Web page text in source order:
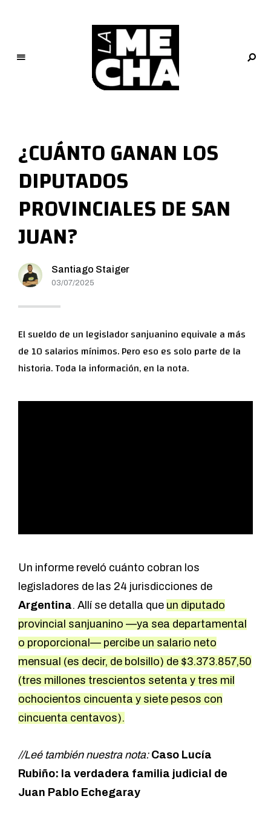
M
e
c
h
a
PERIODISMO DIGITAL
¿CUÁNTO GANAN LOS
DIPUTADOS
PROVINCIALES DE SAN
JUAN?
Santiago Staiger
03/07/2025
El sueldo de un legislador sanjuanino equivale a más
de 10 salarios mínimos. Pero eso es solo parte de la
historia. Toda la información, en la nota.
Un informe reveló cuánto cobran los
legisladores de las 24 jurisdicciones de
Argentina. Allí se detalla que un diputado
provincial sanjuanino —ya sea departamental
o proporcional— percibe un salario neto
mensual (es decir, de bolsillo) de $3.373.857,50
(tres millones trescientos setenta y tres mil
ochocientos cincuenta y siete pesos con
cincuenta centavos).
//Leé también nuestra nota: Caso Lucía
Rubiño: la verdadera familia judicial de
Juan Pablo Echegaray